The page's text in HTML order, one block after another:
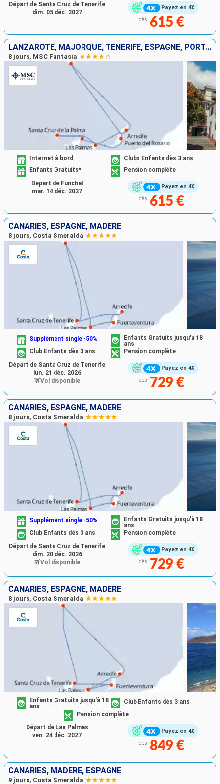
Payez en 4X
dès 615 €
Départ de Santa Cruz de Tenerife
dim. 05 déc. 2027
LANZAROTE, MAJORQUE, TENERIFE, ESPAGNE, PORTUGAL
8 jours, MSC Fantasia
Payez en 4X
Internet à bord
Clubs Enfants dès 3 ans
Enfants Gratuits*
Pension complète
dès 615 €
Départ de Funchal
mar. 14 déc. 2027
CANARIES, ESPAGNE, MADÈRE
8 jours, Costa Smeralda
Payez en 4X
Supplément single -50%
Enfants Gratuits jusqu'à 18
ans
Club Enfants dès 3 ans
Pension complète
dès 729 €
Départ de Santa Cruz de Tenerife
lun. 21 déc. 2026
Vol disponible
CANARIES, ESPAGNE, MADÈRE
8 jours, Costa Smeralda
Payez en 4X
Supplément single -50%
Enfants Gratuits jusqu'à 18
ans
Club Enfants dès 3 ans
Pension complète
dès 729 €
Départ de Santa Cruz de Tenerife
dim. 20 déc. 2026
Vol disponible
CANARIES, ESPAGNE, MADÈRE
8 jours, Costa Smeralda
Payez en 4X
Enfants Gratuits jusqu'à 18
ans
Club Enfants dès 3 ans
Pension complète
dès 849 €
Départ de Las Palmas
ven. 24 déc. 2027
CANARIES, MADÈRE, ESPAGNE
9 jours, Costa Smeralda